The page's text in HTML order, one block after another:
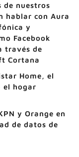
de nuestros
hablar con Aura
y
Facebook
través de
Cortana
Home, el
el hogar
y Orange en
de datos de